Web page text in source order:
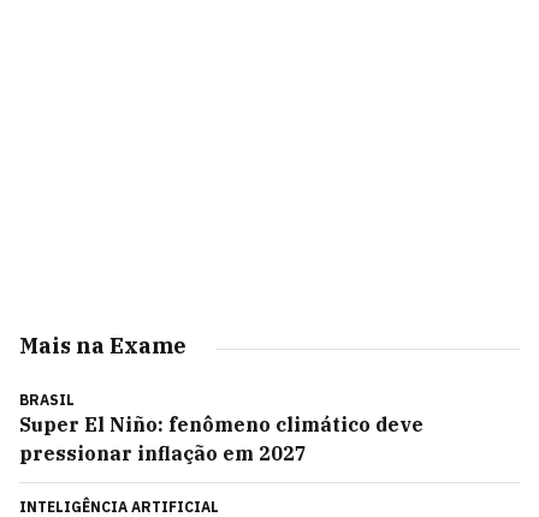
Mais na Exame
BRASIL
Super El Niño: fenômeno climático deve
pressionar inflação em 2027
INTELIGÊNCIA ARTIFICIAL